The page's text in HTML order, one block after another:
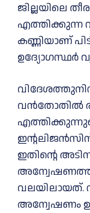
ജില്ലയിലെ
എത്തിക്കുന്ന
കണ്ണിയാണ്
ഉദ്യോഗസ്ഥർ
വൻതോതിൽ
ഇതിന്റെ
വലയിലായത്.
അന്വേഷണം